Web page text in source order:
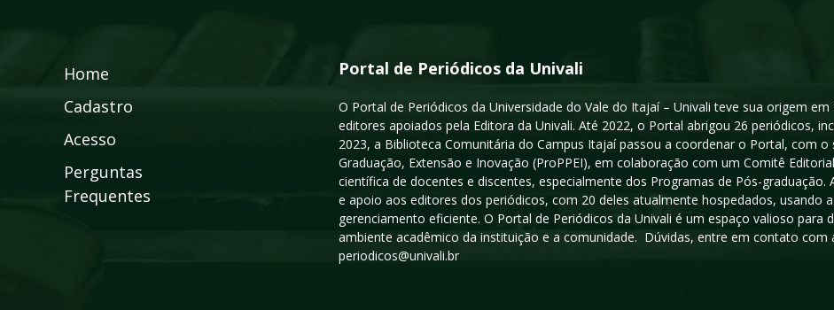
Home
Cadastro
Acesso
Perguntas
Frequentes
Portal de Periódicos da Univali
O Portal de Periódicos da Universidade do Vale do Itajaí – Univali teve sua origem
editores apoiados pela Editora da Univali. Até 2022, o Portal abrigou 26 periódicos,
2023, a Biblioteca Comunitária do Campus Itajaí passou a coordenar o Portal, com
Graduação, Extensão e Inovação (ProPPEI), em colaboração com um Comitê
científica de docentes e discentes, especialmente dos Programas de Pós-
e apoio aos editores dos periódicos, com 20 deles atualmente hospedados, usando
gerenciamento eficiente. O Portal de Periódicos da Univali é um espaço valioso
ambiente acadêmico da instituição e a comunidade. Dúvidas, entre em contato com
periodicos@univali.br